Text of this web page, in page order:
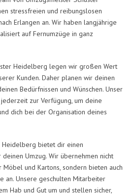
stressfreien und reibungslosen
Erlangen an. Wir haben langjährige
auf Fernumzüge in ganz
Heidelberg legen wir großen Wert
Kunden. Daher planen wir deinen
Bedürfnissen und Wünschen. Unser
zur Verfügung, um deine
dich bei der Organisation deines
Heidelberg bietet dir einen
Umzug. Wir übernehmen nicht
und Kartons, sondern bieten auch
an. Unsere geschulten Mitarbeiter
Hab und Gut um und stellen sicher,